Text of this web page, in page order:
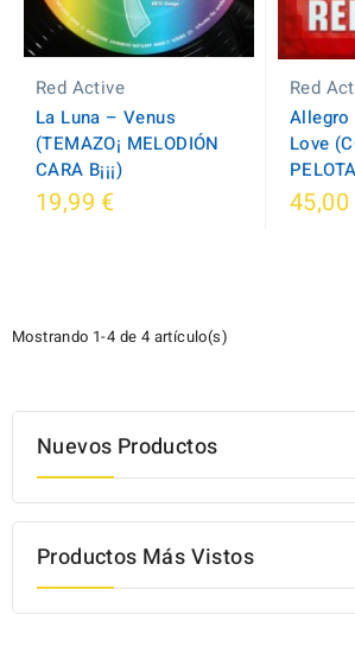
Red Active
La Luna ‎– Venus
(TEMAZO¡ MELODIÓN
CARA B¡¡¡)
19,99 €
Red
Allegro
Love
45,00
Mostrando 1-4 de 4 artículo(s)
Nuevos Productos
Productos Más Vistos